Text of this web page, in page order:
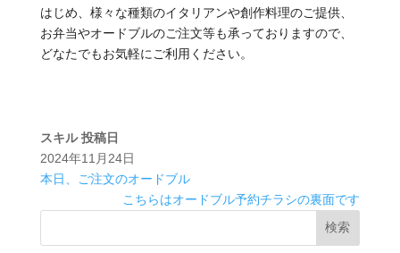
はじめ、様々な種類のイタリアンや創作料理のご提供、
お弁当やオードブルのご注文等も承っておりますので、
どなたでもお気軽にご利用ください。
スキル 投稿日
2024年11月24日
本日、ご注文のオードブル
こちらはオードブル予約チラシの裏面です
検索